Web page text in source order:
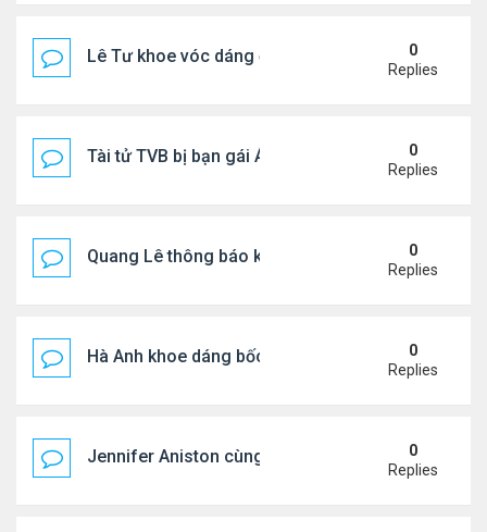
Lê Tư khoe vóc dáng ở châu Âu
0
Replies
Tài tử TVB bị bạn gái Á hậu phản bội giờ ra sao?
0
Replies
Quang Lê thông báo khẩn cấp
0
Replies
Hà Anh khoe dáng bốc lửa của ở Maldives
0
Replies
Jennifer Aniston cùng bạn trai nghỉ dưỡng trên du
0
Replies